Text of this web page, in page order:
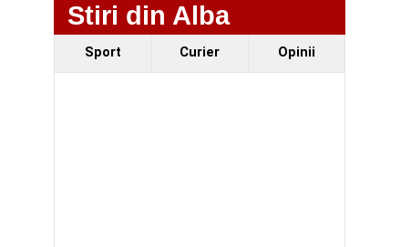
Stiri din Alba
Sport Curier Opinii